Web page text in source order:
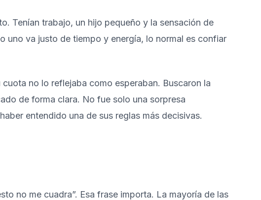
Tenían trabajo, un hijo pequeño y la sensación de
uno va justo de tiempo y energía, lo normal es confiar
no lo reflejaba como esperaban. Buscaron la
de forma clara. No fue solo una sorpresa
entendido una de sus reglas más decisivas.
no me cuadra”. Esa frase importa. La mayoría de las